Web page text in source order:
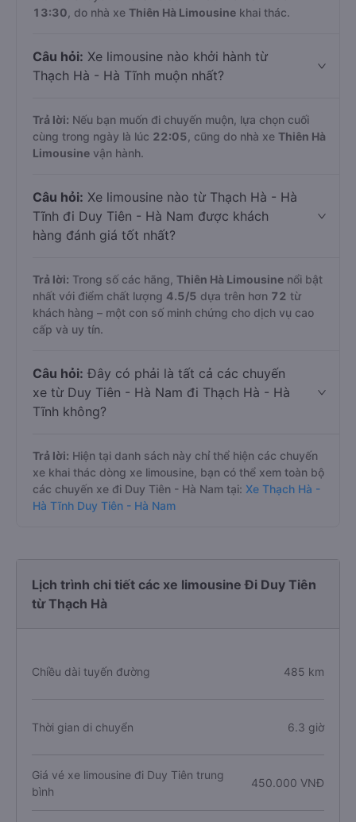
13:30 , do nhà xe Thiên Hà Limousine khai thác.
Câu hỏi: Xe limousine nào khởi hành từ
Thạch Hà - Hà Tĩnh muộn nhất?
Trả lời: Nếu bạn muốn đi chuyến muộn, lựa chọn cuối
cùng trong ngày là lúc 22:05 , cũng do nhà xe Thiên Hà
Limousine vận hành.
Câu hỏi: Xe limousine nào từ Thạch Hà - Hà
Tĩnh đi Duy Tiên - Hà Nam được khách
hàng đánh giá tốt nhất?
Trả lời: Trong số các hãng, Thiên Hà Limousine nổi bật
nhất với điểm chất lượng 4.5/5 dựa trên hơn 72 từ
khách hàng – một con số minh chứng cho dịch vụ cao
cấp và uy tín.
Câu hỏi: Đây có phải là tất cả các chuyến
xe từ Duy Tiên - Hà Nam đi Thạch Hà - Hà
Tĩnh không?
Trả lời: Hiện tại danh sách này chỉ thể hiện các chuyến
xe khai thác dòng xe limousine, bạn có thể xem toàn bộ
các chuyến xe đi Duy Tiên - Hà Nam tại: Xe Thạch Hà -
Hà Tĩnh Duy Tiên - Hà Nam
Lịch trình chi tiết các xe limousine Đi Duy Tiên
từ Thạch Hà
Chiều dài tuyến đường 485 km
Thời gian di chuyển 6.3 giờ
Giá vé xe limousine đi Duy Tiên trung
bình
450.000 VNĐ